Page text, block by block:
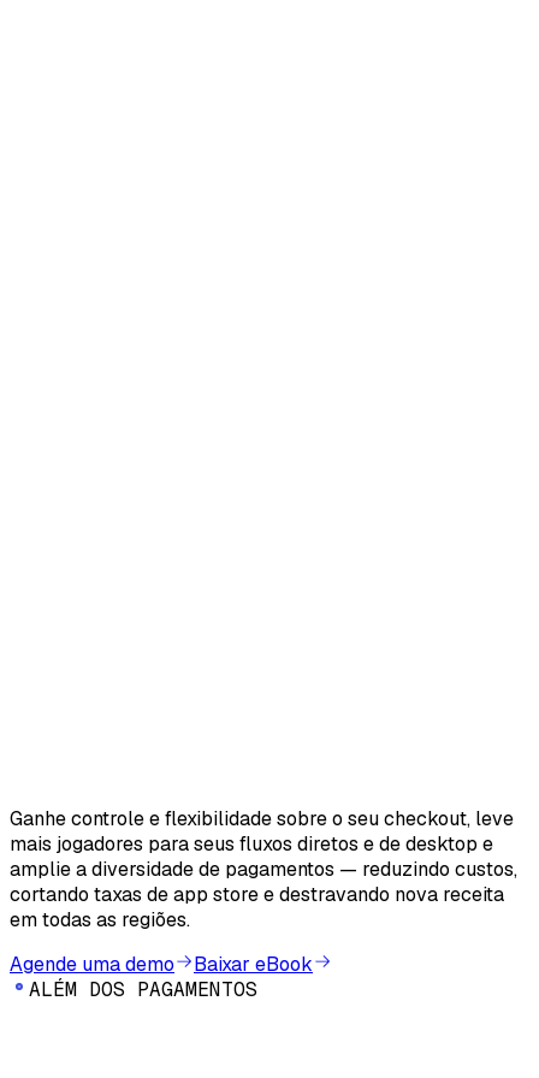
Ganhe controle e flexibilidade sobre o seu checkout, leve
mais jogadores para seus fluxos diretos e de desktop e
amplie a diversidade de pagamentos — reduzindo custos,
cortando taxas de app store e destravando nova receita
em todas as regiões.
Agende uma demo
Baixar eBook
ALÉM DOS PAGAMENTOS